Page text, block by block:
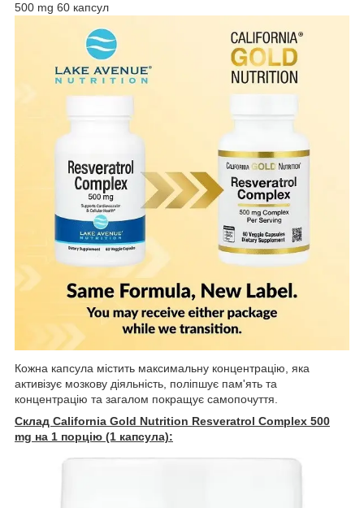
500 mg 60 капсул
Кожна капсула містить максимальну концентрацію, яка
активізує мозкову діяльність, поліпшує пам'ять та
концентрацію та загалом покращує самопочуття.
Склад California Gold Nutrition Resveratrol Complex 500
mg на 1 порцію (1 капсула):